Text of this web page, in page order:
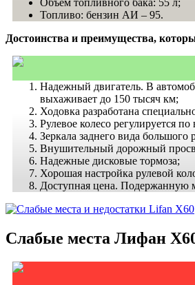
Топливо: бензин АИ – 95.
Достоинства и преимущества,
Надежный двигатель. В
выхаживает до 150 тысяч км;
Ходовка разработана
Рулевое колесо регулируется по
Зеркала заднего вида
Внушительный дорожный
Надежные дисковые тормоза;
Хорошая настройка рулевой
Доступная цена. Подержанную
Слабые места Лифан